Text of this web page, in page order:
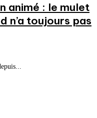
animé : le mulet
n’a toujours pas